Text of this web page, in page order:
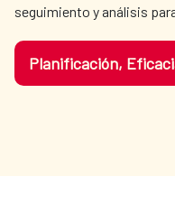
seguimiento y análisis
Planificación,